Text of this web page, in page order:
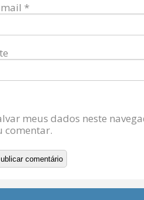
*
meus dados neste
comentar.